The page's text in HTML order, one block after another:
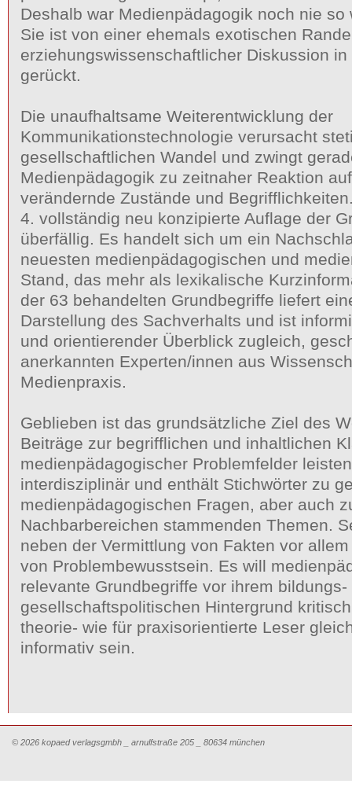
Deshalb war Medienpädagogik noch nie so
Sie ist von einer ehemals exotischen
erziehungswissenschaftlicher Diskussion
gerückt.
Die unaufhaltsame Weiterentwicklung der
Kommunikationstechnologie verursacht
gesellschaftlichen Wandel und zwingt
Medienpädagogik zu zeitnaher Reaktion
verändernde Zustände und
4. vollständig neu konzipierte Auflage der
überfällig. Es handelt sich um ein
neuesten medienpädagogischen und
Stand, das mehr als lexikalische
der 63 behandelten Grundbegriffe liefert
Darstellung des Sachverhalts und ist
und orientierender Überblick zugleich,
anerkannten Experten/innen aus
Medienpraxis.
Geblieben ist das grundsätzliche Ziel des
Beiträge zur begrifflichen und inhaltlichen
medienpädagogischer Problemfelder
interdisziplinär und enthält Stichwörter zu
medienpädagogischen Fragen, aber auch
Nachbarbereichen stammenden Themen.
neben der Vermittlung von Fakten vor
von Problembewusstsein. Es will
relevante Grundbegriffe vor ihrem bildungs-
gesellschaftspolitischen Hintergrund
theorie- wie für praxisorientierte Leser
informativ sein.
© 2026 kopaed verlagsgmbh _ arnulfstraße 205 _ 80634 münchen